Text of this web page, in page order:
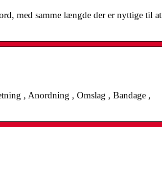
med samme længde der er nyttige til at
, Anordning , Omslag , Bandage ,